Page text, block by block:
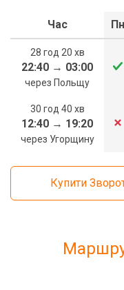
Час Пн
28 год 20 хв
22:40 → 03:00
через Польщу
30 год 40 хв
12:40 → 19:20
через Угорщину
Купити